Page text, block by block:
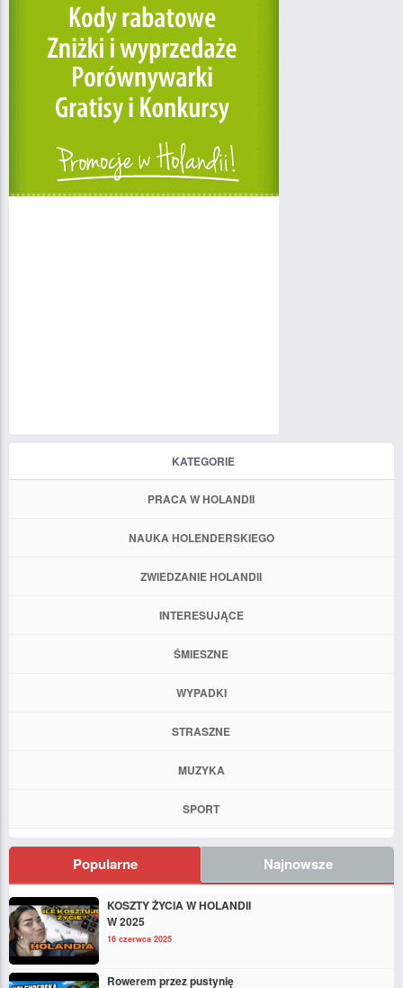
KATEGORIE
PRACA W HOLANDII
NAUKA HOLENDERSKIEGO
ZWIEDZANIE HOLANDII
INTERESUJĄCE
ŚMIESZNE
WYPADKI
STRASZNE
MUZYKA
SPORT
Popularne Najnowsze
KOSZTY ŻYCIA W HOLANDII
W 2025
16 czerwca 2025
Rowerem przez pustynię